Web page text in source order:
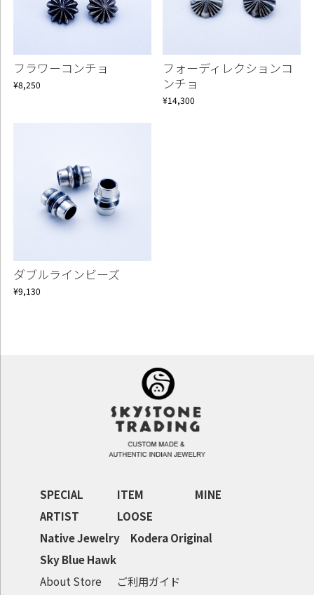
フラワーコンチョ
¥8,250
フォーディレクションコ
ンチョ
¥14,300
ダブルラインビーズ
¥9,130
Proceed to Cart
SPECIAL ITEM
MINE
ARTIST
LOOSE
Native Jewelry
Kodera Original
Sky Blue Hawk
About Store
ご利用ガイド